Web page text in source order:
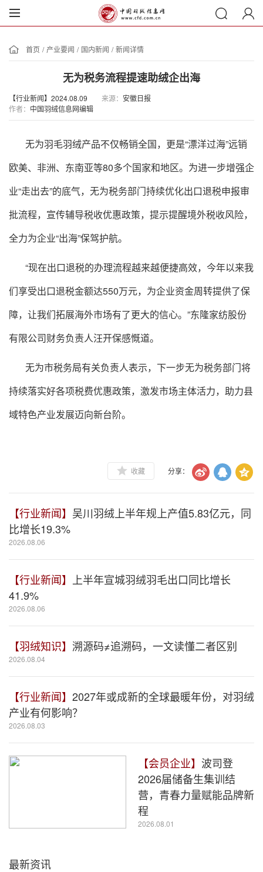
首页 / 产业要闻 / 国内新闻 / 新闻详情
无为税务流程提速助绒企出海
【行业新闻】2024.08.09 来源： 安徽日报
作者： 中国羽绒信息网编辑
无为羽毛羽绒产品不仅畅销全国，更是“漂洋过海”远销
欧美、非洲、东南亚等80多个国家和地区。为进一步增强企
业“走出去”的底气，无为税务部门持续优化出口退税申报审
批流程，宣传辅导税收优惠政策，提示提醒境外税收风险，
全力为企业“出海”保驾护航。
“现在出口退税的办理流程越来越便捷高效，今年以来我
们享受出口退税金额达550万元，为企业资金周转提供了保
障，让我们拓展海外市场有了更大的信心。”东隆家纺股份
有限公司财务负责人汪开保感慨道。
无为市税务局有关负责人表示，下一步无为税务部门将
持续落实好各项税费优惠政策，激发市场主体活力，助力县
域特色产业发展迈向新台阶。
收藏 分享：
【行业新闻】 吴川羽绒上半年规上产值5.83亿元，同
比增长19.3%
2026.08.06
【行业新闻】
上半年宣城羽绒羽毛出口同比增长
41.9%
2026.08.06
【羽绒知识】 溯源码≠追溯码，一文读懂二者区别
2026.08.04
【行业新闻】 2027年或成新的全球最暖年份，对羽绒
产业有何影响？
2026.08.03
【会员企业】 波司登
2026届储备生集训结
营，青春力量赋能品牌新
程
2026.08.01
最新资讯